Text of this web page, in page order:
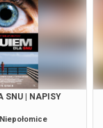
SNU | NAPISY